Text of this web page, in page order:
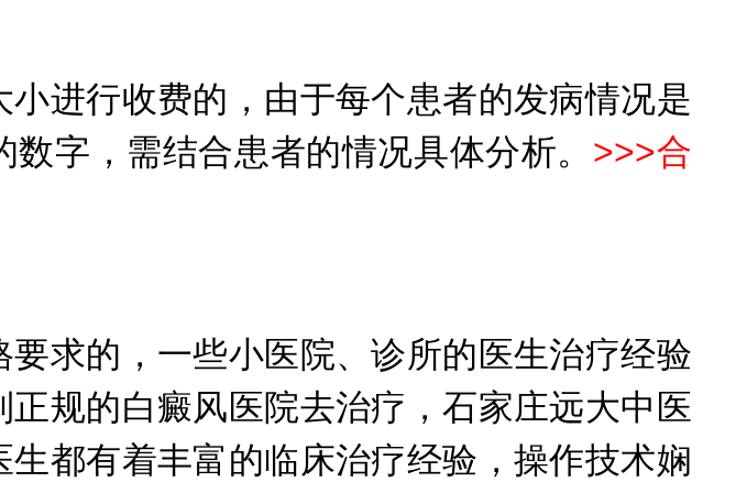
进行收费的，由于每个患者的发病情况是
字，需结合患者的情况具体分析。 >>>合
求的，一些小医院、诊所的医生治疗经验
规的白癜风医院去治疗，石家庄远大中医
都有着丰富的临床治疗经验，操作技术娴